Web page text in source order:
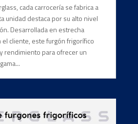
cada carrocería se fabrica a
unidad destaca por su alto nivel
Desarrollada en estrecha
el cliente, este furgón frigorífico
rendimiento para ofrecer un